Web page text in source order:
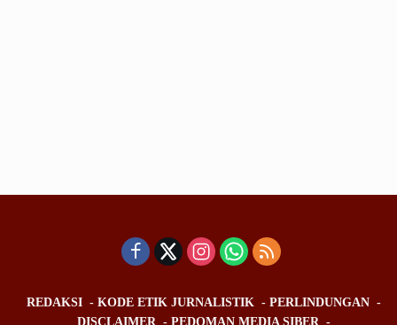
REDAKSI KODE ETIK JURNALISTIK
PERLINDUNGAN
DISCLAIMER
PEDOMAN MEDIA SIBER